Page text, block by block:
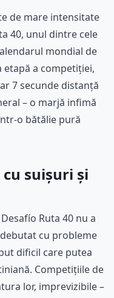
de mare intensitate
40, unul dintre cele
mondial de
a competiției,
7 secunde distanță
– o marjă infimă
o bătălie pură
suișuri și
Ruta 40 nu a
cu probleme
dificil care putea
Competițiile de
lor, imprevizibile –